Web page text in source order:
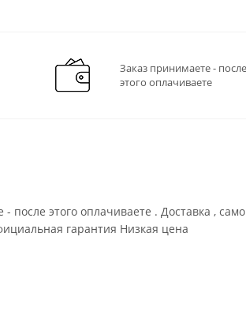
Заказ принимаете - после
этого оплачиваете
этого оплачиваете . Доставка ,
гарантия Низкая цена